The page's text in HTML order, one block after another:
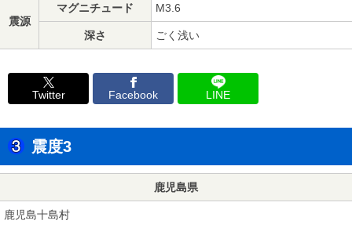
震源
マグニチュード M3.6
深さ ごく浅い
Twitter Facebook LINE
震度3
鹿児島県
鹿児島十島村